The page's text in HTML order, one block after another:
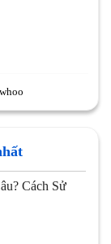
Cách Sử